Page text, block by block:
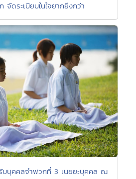
จัดระเบียบในใจยากยิ่งกว่า
บบุคคลจำพวกที่ 3 เนยยะบุคคล ณ